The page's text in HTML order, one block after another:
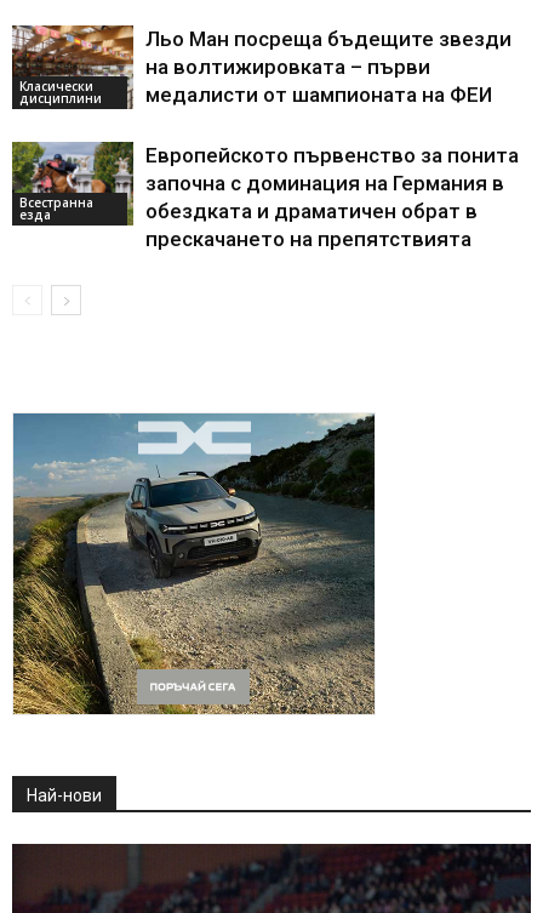
Класически
дисциплини
Льо Ман посреща бъдещите звезди
на волтижировката – първи
медалисти от шампионата на ФЕИ
Всестранна
езда
Европейското първенство за понита
започна с доминация на Германия в
обездката и драматичен обрат в
прескачането на препятствията
Най-нови